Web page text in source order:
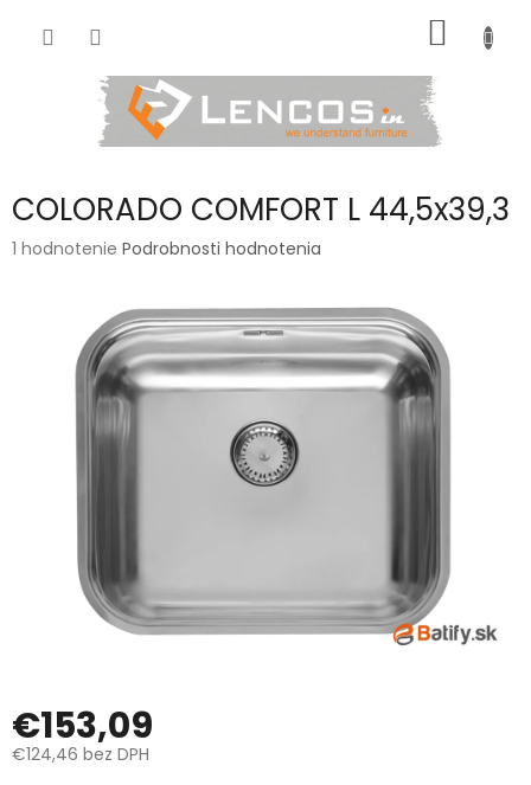
KOŠÍK
COLORADO COMFORT L 44,5x39,3
Priemerné
hviezdičiek.
1 hodnotenie Podrobnosti hodnotenia
€153,09
€124,46 bez DPH